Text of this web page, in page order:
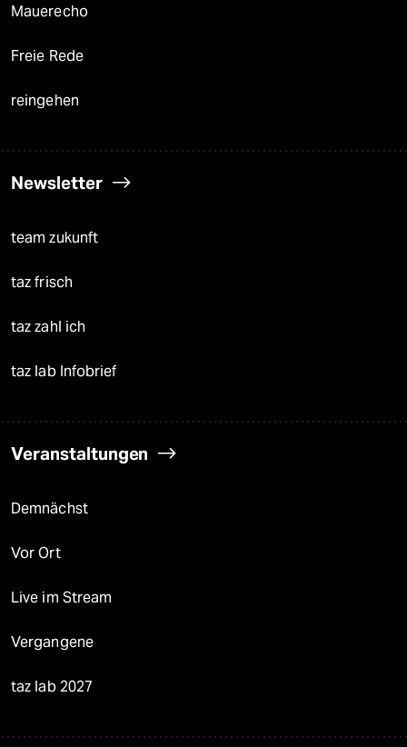
Mauerecho
Freie Rede
reingehen
Newsletter
team zukunft
taz frisch
taz zahl ich
taz lab Infobrief
Veranstaltungen
Demnächst
Vor Ort
Live im Stream
Vergangene
taz lab 2027